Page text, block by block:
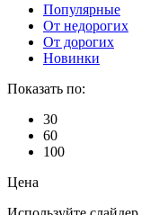
Популярные
От недорогих
От дорогих
Новинки
Показать по:
30
60
100
Цена